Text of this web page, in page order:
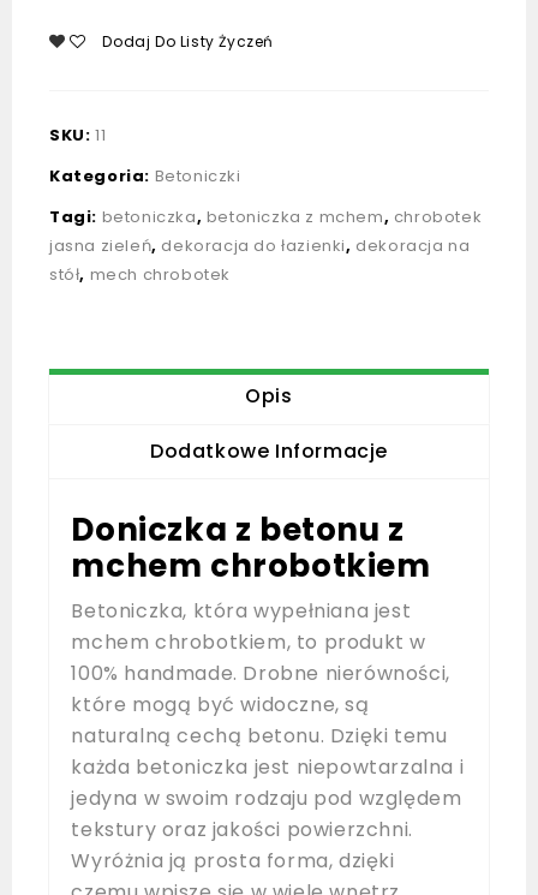
Dodaj Do Listy Życzeń
SKU: 11
Kategoria: Betoniczki
Tagi: betoniczka, betoniczka z mchem, chrobotek
jasna zieleń, dekoracja do łazienki, dekoracja na
stół, mech chrobotek
Opis
Dodatkowe Informacje
Doniczka z betonu z
mchem chrobotkiem
Betoniczka, która wypełniana jest
mchem chrobotkiem, to produkt w
100% handmade. Drobne nierówności,
które mogą być widoczne, są
naturalną cechą betonu. Dzięki temu
każda betoniczka jest niepowtarzalna i
jedyna w swoim rodzaju pod względem
tekstury oraz jakości powierzchni.
Wyróżnia ją prosta forma, dzięki